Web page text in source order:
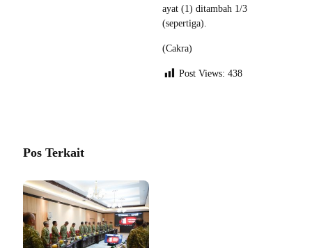
ayat (1) ditambah 1/3
(sepertiga).
(Cakra)
Post Views: 438
Pos Terkait